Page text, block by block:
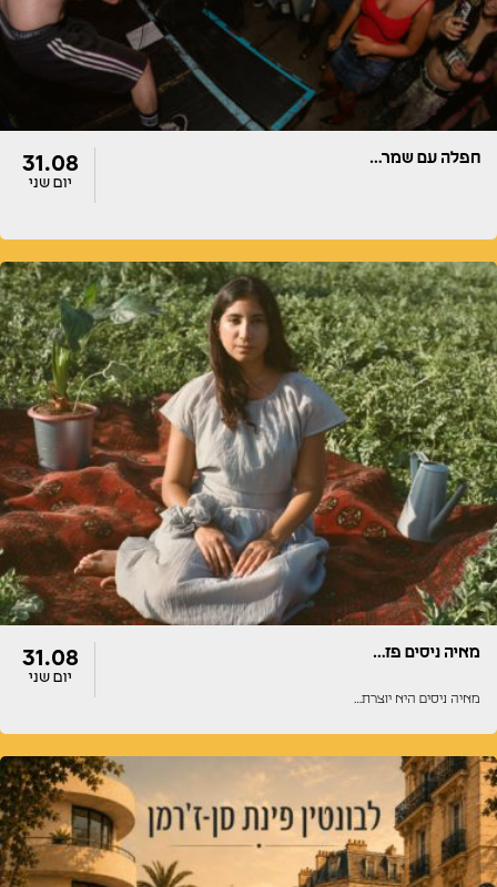
חפלה עם שמר… 31.08
יום שני
דלתות
20:00
הופעה
20:00
מאיה ניסים פז…
מאיה ניסים היא יוצרת…
31.08
יום שני
דלתות
22:00
הופעה
22:00